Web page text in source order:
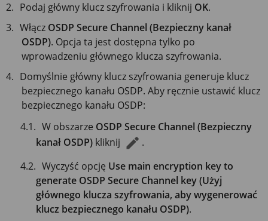
Podaj główny klucz szyfrowania i kliknij OK.
Włącz OSDP Secure Channel (Bezpieczny kanał
OSDP). Opcja ta jest dostępna tylko po
wprowadzeniu głównego klucza szyfrowania.
Domyślnie główny klucz szyfrowania generuje klucz
bezpiecznego kanału OSDP. Aby ręcznie ustawić klucz
bezpiecznego kanału OSDP:
W obszarze OSDP Secure Channel (Bezpieczny
kanał OSDP) kliknij
.
Wyczyść opcję Use main encryption key to
generate OSDP Secure Channel key (Użyj
głównego klucza szyfrowania, aby wygenerować
klucz bezpiecznego kanału OSDP).